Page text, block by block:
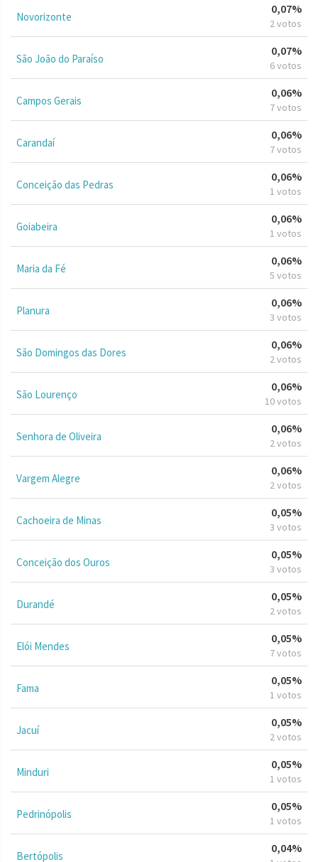
Novorizonte
0,07%
2 votos
São João do Paraíso
0,07%
6 votos
Campos Gerais
0,06%
7 votos
Carandaí
0,06%
7 votos
Conceição das Pedras
0,06%
1 votos
Goiabeira
0,06%
1 votos
Maria da Fé
0,06%
5 votos
Planura
0,06%
3 votos
São Domingos das Dores
0,06%
2 votos
São Lourenço
0,06%
10 votos
Senhora de Oliveira
0,06%
2 votos
Vargem Alegre
0,06%
2 votos
Cachoeira de Minas
0,05%
3 votos
Conceição dos Ouros
0,05%
3 votos
Durandé
0,05%
2 votos
Elói Mendes
0,05%
7 votos
Fama
0,05%
1 votos
Jacuí
0,05%
2 votos
Minduri
0,05%
1 votos
Pedrinópolis
0,05%
1 votos
Bertópolis
0,04%